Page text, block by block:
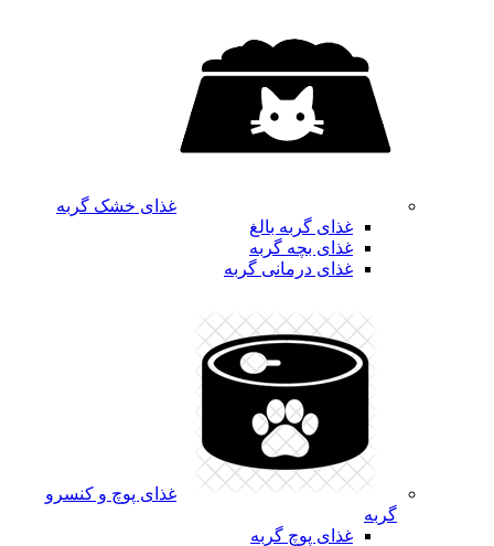
غذای خشک گربه
غذای گربه بالغ
غذای بچه گربه
غذای درمانی گربه
غذای پوچ و کنسرو
گربه
غذای پوچ گربه